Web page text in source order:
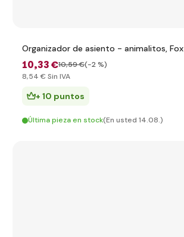
Organizador de asiento - animalitos, Fox
10,33 €10,59 €(-2 %)
8,54 € Sin IVA
+ 10 puntos
Última pieza en stock(En usted 14.08.)